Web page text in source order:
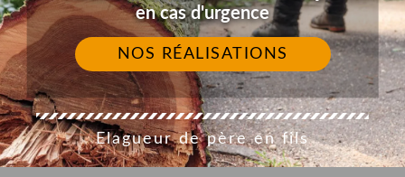
en cas d'urgence
NOS RÉALISATIONS
Elagueur de père en fils